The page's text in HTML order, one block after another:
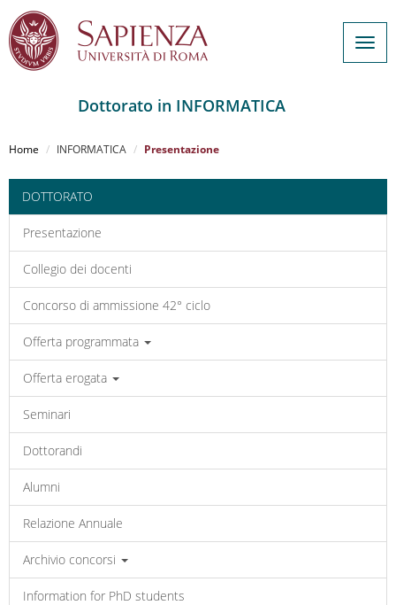
al
principale
Dottorato in INFORMATICA
Home INFORMATICA Presentazione
DOTTORATO
Presentazione
Collegio dei docenti
Concorso di ammissione 42° ciclo
Offerta programmata
Offerta erogata
Seminari
Dottorandi
Alumni
Relazione Annuale
Archivio concorsi
Information for PhD students